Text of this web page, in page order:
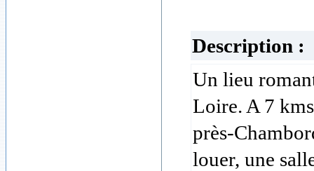
Description :
Un lieu
Loire. A 7
près-
louer, une